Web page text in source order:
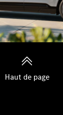
Haut de page